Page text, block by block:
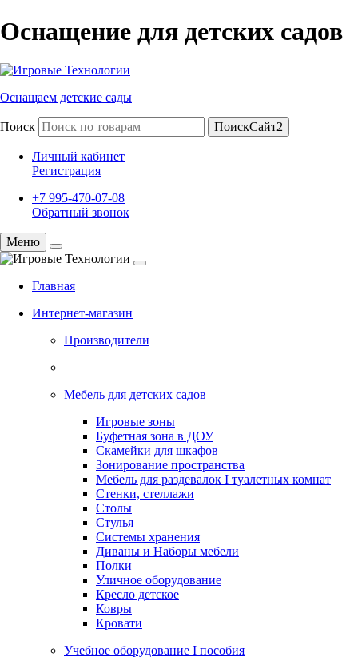
Оснащение для детских садов
Оснащаем детские сады
Поиск ПоискСайт2
Личный кабинет
Регистрация
+7 995-470-07-08
Обратный звонок
Меню
Главная
Интернет-магазин
Производители
Мебель для детских садов
Игровые зоны
Буфетная зона в ДОУ
Скамейки для шкафов
Зонирование пространства
Мебель для раздевалок I туалетных комнат
Стенки, стеллажи
Столы
Стулья
Системы хранения
Диваны и Наборы мебели
Полки
Уличное оборудование
Кресло детское
Ковры
Кровати
Учебное оборудование I пособия